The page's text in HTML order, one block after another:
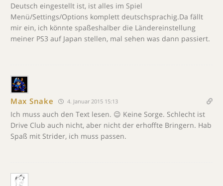
Deutsch eingestellt ist, ist alles im Spiel
Menü/Settings/Options komplett deutschsprachig.Da fällt
mir ein, ich könnte spaßeshalber die Ländereinstellung
meiner PS3 auf Japan stellen, mal sehen was dann passiert.
Max Snake 4. Januar 2015 15:13
Ich muss auch den Text lesen. 😉 Keine Sorge. Schlecht ist
Drive Club auch nicht, aber nicht der erhoffte Bringern. Hab
Spaß mit Strider, ich muss passen.